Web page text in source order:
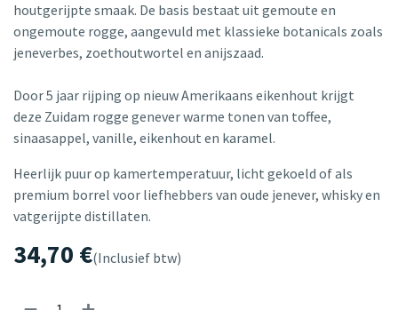
houtgerijpte smaak. De basis bestaat uit gemoute en
ongemoute rogge, aangevuld met klassieke botanicals zoals
jeneverbes, zoethoutwortel en anijszaad.
Door 5 jaar rijping op nieuw Amerikaans eikenhout krijgt
deze Zuidam rogge genever warme tonen van toffee,
sinaasappel, vanille, eikenhout en karamel.
Heerlijk puur op kamertemperatuur, licht gekoeld of als
premium borrel voor liefhebbers van oude jenever, whisky en
vatgerijpte distillaten.
34,70 €(Inclusief btw)